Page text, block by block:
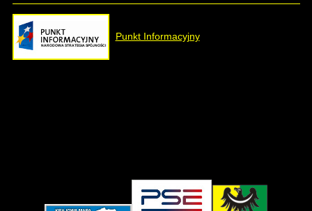
Punkt Informacyjny